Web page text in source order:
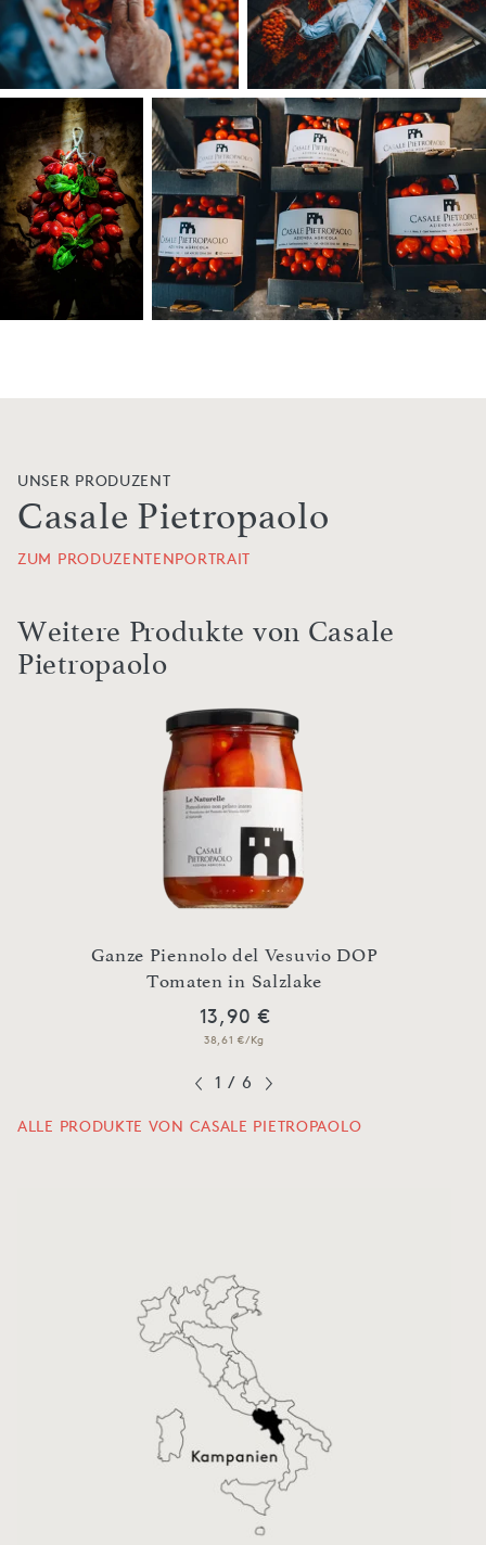
UNSER PRODUZENT
Casale Pietropaolo
ZUM PRODUZENTENPORTRAIT
Weitere Produkte von Casale
Pietropaolo
Ganze Piennolo del Vesuvio DOP
Tomaten in Salzlake
13,90 €
38,61 €/Kg
1 / 6
ALLE PRODUKTE VON CASALE PIETROPAOLO